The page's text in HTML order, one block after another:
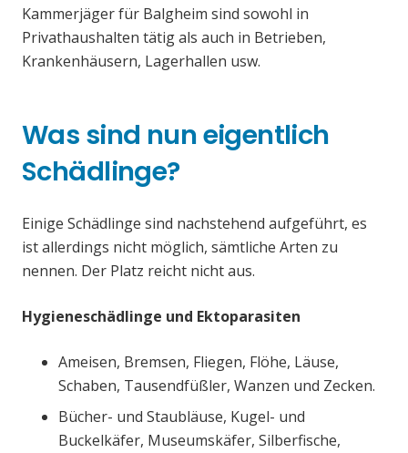
Kammerjäger für Balgheim sind sowohl in
Privathaushalten tätig als auch in Betrieben,
Krankenhäusern, Lagerhallen usw.
Was sind nun eigentlich
Schädlinge?
Einige Schädlinge sind nachstehend aufgeführt, es
ist allerdings nicht möglich, sämtliche Arten zu
nennen. Der Platz reicht nicht aus.
Hygieneschädlinge und Ektoparasiten
Ameisen, Bremsen, Fliegen, Flöhe, Läuse,
Schaben, Tausendfüßler, Wanzen und Zecken.
Bücher- und Staubläuse, Kugel- und
Buckelkäfer, Museumskäfer, Silberfische,